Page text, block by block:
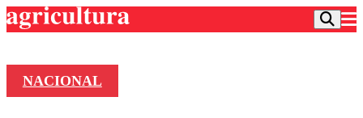
NACIONAL